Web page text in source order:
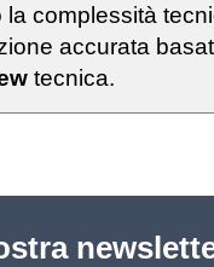
la complessità
accurata
tecnica.